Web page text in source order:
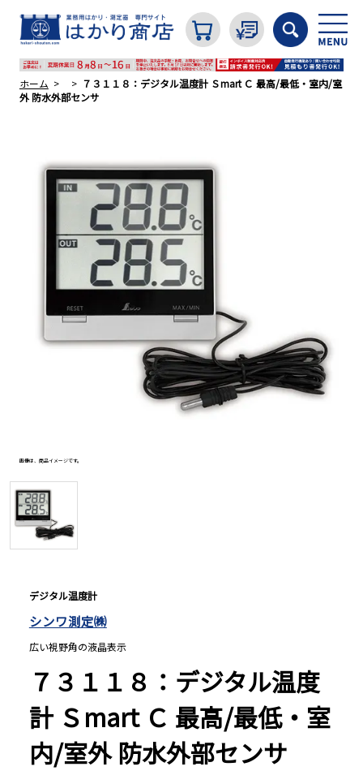
はかり
濃度・環境測定
色々な計測器
オプション
ホーム
７３１１８：デジタル温度計 Ｓmart Ｃ 最高/最低・室内/室
外 防水外部センサ
画像は、商品イメージです。
デジタル温度計
シンワ測定㈱
広い視野角の液晶表示
７３１１８：デジタル温度
計 Ｓmart Ｃ 最高/最低・室
内/室外 防水外部センサ